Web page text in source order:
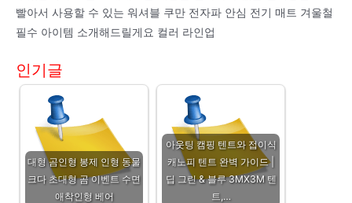
빨아서 사용할 수 있는 워셔블 쿠만 전자파 안심 전기 매트 겨울철
필수 아이템 소개해드릴게요 컬러 라인업
인기글
대형 곰인형 봉제 인형 동물
크다 초대형 곰 이벤트 수면
애착인형 베어
아웃팅 캠핑 텐트와 접이식
캐노피 텐트 완벽 가이드 |
딥 그린 & 블루 3MX3M 텐
트,…